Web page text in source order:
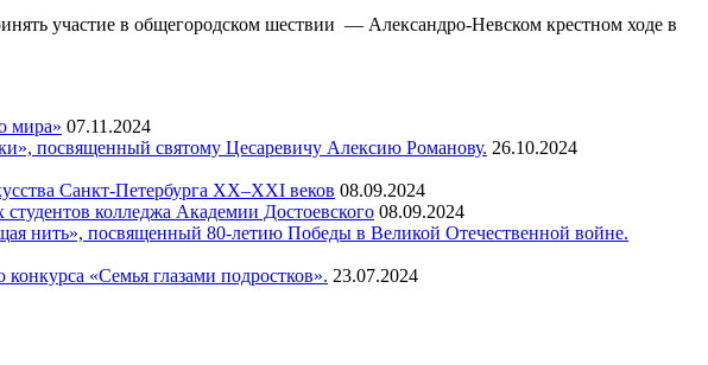
участие в общегородском шествии — Александро-Невском крестном ходе в
мира» 07.11.2024
посвященный святому Цесаревичу Алексию Романову. 26.10.2024
Санкт-Петербурга XX–XXI веков 08.09.2024
колледжа Академии Достоевского 08.09.2024
нить», посвященный 80-летию Победы в Великой Отечественной войне.
«Семья глазами подростков». 23.07.2024